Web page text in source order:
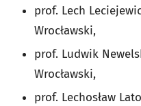
prof. Lech
Wrocławski,
prof. Ludwik
Wrocławski,
prof. Lechosław